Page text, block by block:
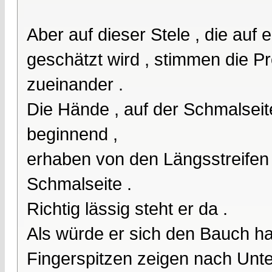
Aber auf dieser Stele , die auf
geschätzt wird , stimmen die
zueinander .
Die Hände , auf der
beginnend ,
erhaben von den
Schmalseite .
Richtig lässig steht er da .
Als würde er sich den Bauch
Fingerspitzen zeigen nach